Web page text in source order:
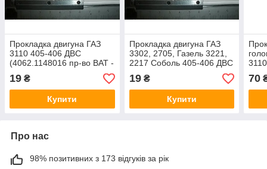
Прокладка двигуна ГАЗ
3110 405-406 ДВС
(4062.1148016 пр-во ВАТ -
Оригінал)
19 ₴
Купити
Прокладка двигуна ГАЗ
3302, 2705, Газель 3221,
2217 Соболь 405-406 ДВС
(4062.1148016 пр-во ВАТ -
Оригінал)
19₴
Купити
70
Про нас
98% позитивних з 173 відгуків за рік